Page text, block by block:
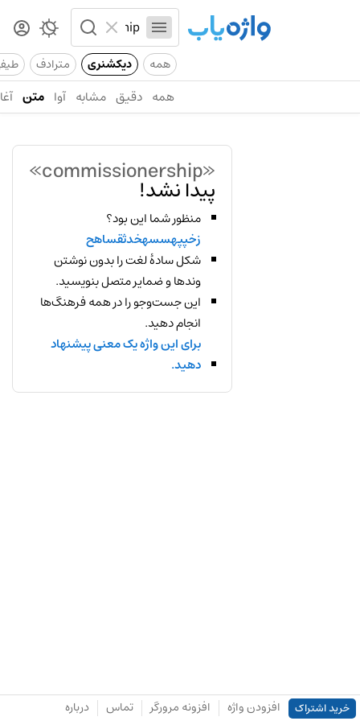
همه دیکشنری مترادف
همه دقیق مشابه آوا متن
«commissionership»
پیدا نشد!
منظور شما این بود؟
زخپپهسسهخدثقساهح
شکل سادهٔ لغت را بدون نوشتن
وندها و ضمایر متصل بنویسید.
این جست‌وجو را در همه فرهنگ‌ها
انجام دهید.
برای این واژه یک معنی پیشنهاد
دهید.
خرید اشتراک افزودن واژه افزونه مرورگر تماس درباره